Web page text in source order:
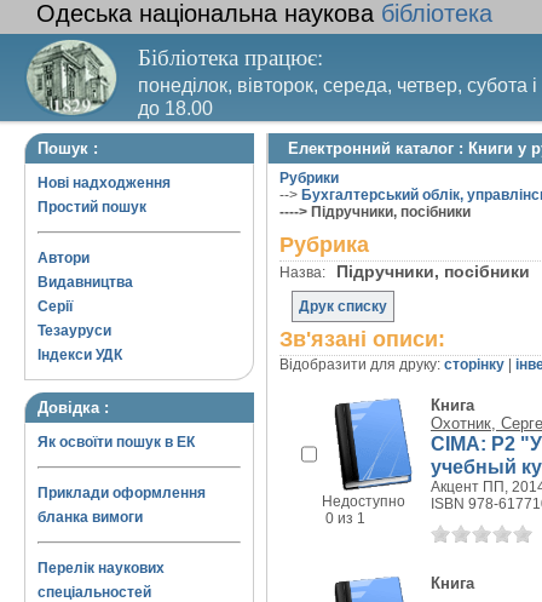
Одеська національна наукова бібліотека
Бібліотека працює:
понеділок, вівторок, середа, четвер, субота
до 18.00
Вихідний день – п’ятниця. Останній четвер
Пошук :
Нові надходження
Простий пошук
Автори
Видавництва
Серії
Тезауруси
Індекси УДК
Довідка :
Як освоїти пошук в ЕК
Приклади оформлення
бланка вимоги
Перелік наукових
спеціальностей
Електронний каталог : Книги у
Рубрики
--> Бухгалтерський облік,
----> Підручники, посібники
Рубрика
Назва: Підручники, посібники
Друк списку
Зв'язані описи:
Відобразити для друку: сторінку
Недоступно
0 из 1
Книга
Охотник,
CIMA: P2
учебный
Акцент ПП,
ISBN 978-
Книга